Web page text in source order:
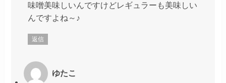
味噌美味しいんですけどレギュラーも美味しい
んですよね～♪
返信
ゆたこ